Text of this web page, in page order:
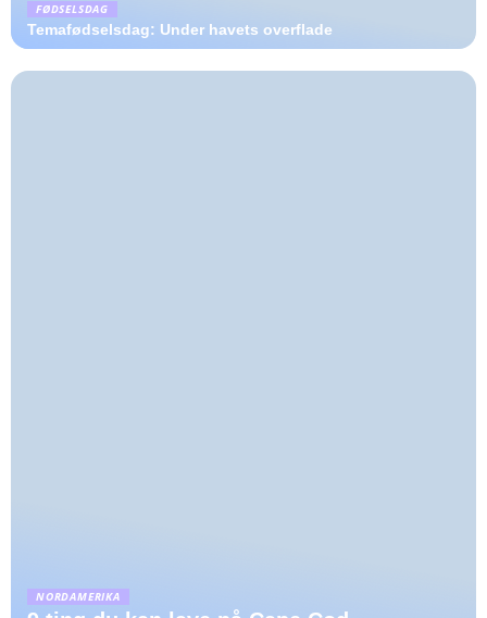
FØDSELSDAG
Temafødselsdag: Under havets overflade
NORDAMERIKA